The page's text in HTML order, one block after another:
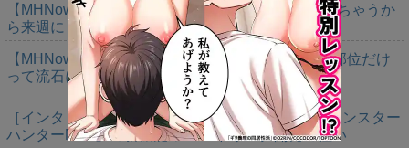
【MHNow】トラッカーとか今週増量なんか。溢れちゃうか
ら来週にして欲しいわ何狩れいうねん
【MHNow】150回は錬成してダブルインパクト２部位だけ
って流石に泣けてくる
［インタビュー］距離を超えて，一緒に狩る。「モンスター
ハンターNow」の新機能 フレンドリンク開発の狙い